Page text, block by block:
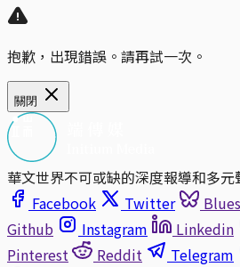
抱歉，出現錯誤。請再試一次。
關閉
華文世界不可或缺的深度報導和多元
Facebook
Twitter
Github
Instagram Linkedin
Pinterest
Reddit Telegram